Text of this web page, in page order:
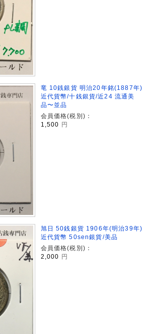
竜 10銭銀貨 明治20年銘(1887年)
近代貨幣/十銭銀貨/近24 流通美
品〜並品
会員価格(税別)：
1,500
円
旭日 50銭銀貨 1906年(明治39年)
近代貨幣 50sen銀貨/美品
会員価格(税別)：
2,000 円